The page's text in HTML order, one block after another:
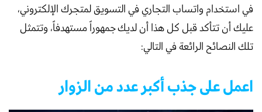
في استخدام واتساب التجاري في التسويق لمتجرك الإلكتروني،
عليك أن تتأكد قبل كل هذا أن لديك جمهوراً مستهدفاً، وتتمثل
تلك النصائح الرائعة في التالي:
اعمل على جذب أكبر عدد من الزوار